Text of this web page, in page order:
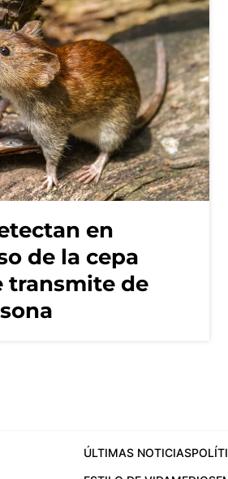
en
de la cepa
transmite de
ÚLTIMAS NOTICIAS